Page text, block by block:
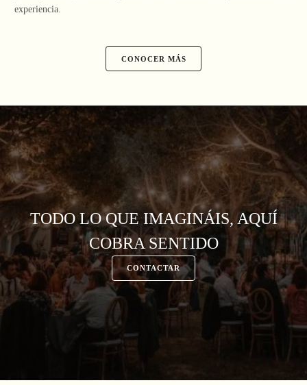
experiencia.
CONOCER MÁS
TODO LO QUE IMAGINÁIS, AQUÍ
COBRA SENTIDO
CONTACTAR